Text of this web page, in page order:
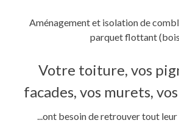
Aménagement et isolation de
parquet flottant
Votre toiture, vos
facades, vos murets,
...ont besoin de retrouver tout